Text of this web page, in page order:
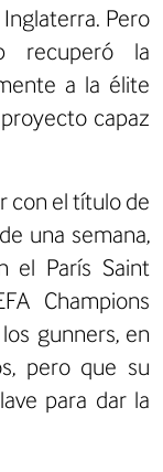
Pero
recuperó la
a la élite
capaz
con el título de
una semana,
el París Saint
Champions
gunners, en
pero que su
para dar la